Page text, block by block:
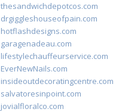
thesandwichdepotcos.com
drgiggleshouseofpain.com
hotflashdesigns.com
garagenadeau.com
lifestylechauffeurservice.com
EverNewNails.com
insideoutdecoratingcentre.com
salvatoresinpoint.com
jovialfloralco.com